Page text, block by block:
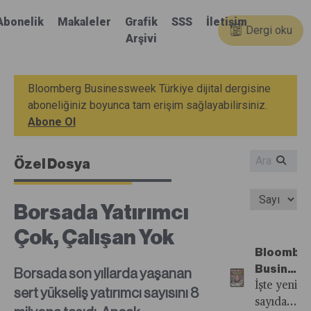
Makaleler
Grafik
Arşivi
SSS İletişim
Dergi oku
Bloomberg Businessweek Türkiye dijital dergisine
aboneliğiniz boyunca tam erişim sağlayabilirsiniz.
Abone Ol
Özel Dosya
Borsada Yatırımcı
Çok, Çalışan Yok
Borsada son yıllarda yaşanan
sert yükseliş yatırımcı sayısını 8
22.
İşte yeni
sayıdan